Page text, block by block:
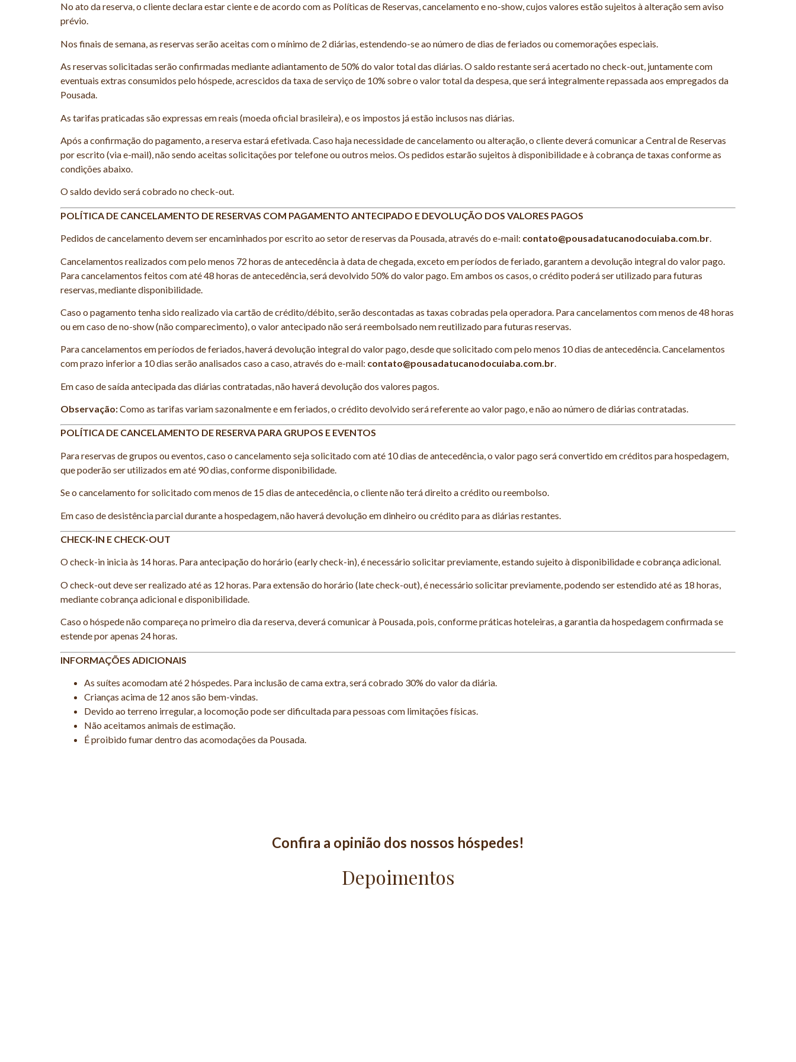
No ato da reserva, o cliente declara estar ciente e de acordo com as Políticas de Reservas, cancelamento e no-show, cujos valores estão sujeitos à alteração sem aviso
prévio.
Nos finais de semana, as reservas serão aceitas com o mínimo de 2 diárias, estendendo-se ao número de dias de feriados ou comemorações especiais.
As reservas solicitadas serão confirmadas mediante adiantamento de 50% do valor total das diárias. O saldo restante será acertado no check-out, juntamente com
eventuais extras consumidos pelo hóspede, acrescidos da taxa de serviço de 10% sobre o valor total da despesa, que será integralmente repassada aos empregados da
Pousada.
As tarifas praticadas são expressas em reais (moeda oficial brasileira), e os impostos já estão inclusos nas diárias.
Após a confirmação do pagamento, a reserva estará efetivada. Caso haja necessidade de cancelamento ou alteração, o cliente deverá comunicar a Central de Reservas
por escrito (via e-mail), não sendo aceitas solicitações por telefone ou outros meios. Os pedidos estarão sujeitos à disponibilidade e à cobrança de taxas conforme as
condições abaixo.
O saldo devido será cobrado no check-out.
POLÍTICA DE CANCELAMENTO DE RESERVAS COM PAGAMENTO ANTECIPADO E DEVOLUÇÃO DOS VALORES PAGOS
Pedidos de cancelamento devem ser encaminhados por escrito ao setor de reservas da Pousada, através do e-mail: contato@pousadatucanodocuiaba.com.br.
Cancelamentos realizados com pelo menos 72 horas de antecedência à data de chegada, exceto em períodos de feriado, garantem a devolução integral do valor pago.
Para cancelamentos feitos com até 48 horas de antecedência, será devolvido 50% do valor pago. Em ambos os casos, o crédito poderá ser utilizado para futuras
reservas, mediante disponibilidade.
Caso o pagamento tenha sido realizado via cartão de crédito/débito, serão descontadas as taxas cobradas pela operadora. Para cancelamentos com menos de 48 horas
ou em caso de no-show (não comparecimento), o valor antecipado não será reembolsado nem reutilizado para futuras reservas.
Para cancelamentos em períodos de feriados, haverá devolução integral do valor pago, desde que solicitado com pelo menos 10 dias de antecedência. Cancelamentos
com prazo inferior a 10 dias serão analisados caso a caso, através do e-mail: contato@pousadatucanodocuiaba.com.br.
Em caso de saída antecipada das diárias contratadas, não haverá devolução dos valores pagos.
Observação:Como as tarifas variam sazonalmente e em feriados, o crédito devolvido será referente ao valor pago, e não ao número de diárias contratadas.
POLÍTICA DE CANCELAMENTO DE RESERVA PARA GRUPOS E EVENTOS
Para reservas de grupos ou eventos, caso o cancelamento seja solicitado com até 10 dias de antecedência, o valor pago será convertido em créditos para hospedagem,
que poderão ser utilizados em até 90 dias, conforme disponibilidade.
Se o cancelamento for solicitado com menos de 15 dias de antecedência, o cliente não terá direito a crédito ou reembolso.
Em caso de desistência parcial durante a hospedagem, não haverá devolução em dinheiro ou crédito para as diárias restantes.
CHECK-IN E CHECK-OUT
O check-in inicia às 14 horas. Para antecipação do horário (early check-in), é necessário solicitar previamente, estando sujeito à disponibilidade e cobrança adicional.
O check-out deve ser realizado até as 12 horas. Para extensão do horário (late check-out), é necessário solicitar previamente, podendo ser estendido até as 18 horas,
mediante cobrança adicional e disponibilidade.
Caso o hóspede não compareça no primeiro dia da reserva, deverá comunicar à Pousada, pois, conforme práticas hoteleiras, a garantia da hospedagem confirmada se
estende por apenas 24 horas.
INFORMAÇÕES ADICIONAIS
As suítes acomodam até 2 hóspedes. Para inclusão de cama extra, será cobrado 30% do valor da diária.
Crianças acima de 12 anos são bem-vindas.
Devido ao terreno irregular, a locomoção pode ser dificultada para pessoas com limitações físicas.
Não aceitamos animais de estimação.
É proibido fumar dentro das acomodações da Pousada.
Confira a opinião dos nossos hóspedes!
Depoimentos